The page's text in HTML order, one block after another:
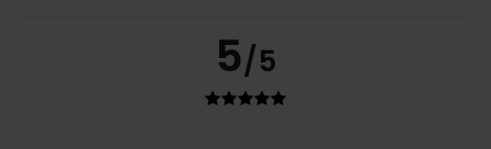
5/5